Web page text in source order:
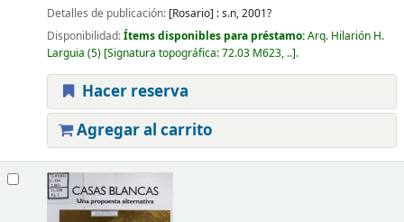
Detalles de publicación: [Rosario] :s.n,2001?
Disponibilidad:Ítems disponibles para préstamo:Arq. Hilarión H.
Larguia (5) Signatura topográfica:72.03 M623, .. .
Hacer reserva
Agregar al carrito